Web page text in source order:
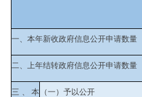
一、本年新收政府信息公开申请数量
二、上年结转政府信息公开申请数量
三、本 （一）予以公开